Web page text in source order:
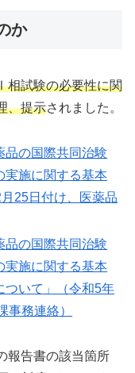
か
相試験の必要性に関
、提示されました。
品の国際共同治験
施に関する基本
25日付け、医薬品
品の国際共同治験
施に関する基本
ついて」（令和5年
事務連絡）
報告書の該当箇所